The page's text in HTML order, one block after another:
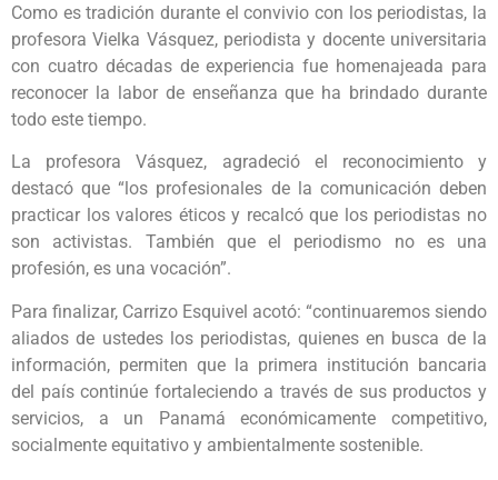
Como es tradición durante el convivio con los periodistas, la
profesora Vielka Vásquez, periodista y docente universitaria
con cuatro décadas de experiencia fue homenajeada para
reconocer la labor de enseñanza que ha brindado durante
todo este tiempo.
La profesora Vásquez, agradeció el reconocimiento y
destacó que “los profesionales de la comunicación deben
practicar los valores éticos y recalcó que los periodistas no
son activistas. También que el periodismo no es una
profesión, es una vocación”.
Para finalizar, Carrizo Esquivel acotó: “continuaremos siendo
aliados de ustedes los periodistas, quienes en busca de la
información, permiten que la primera institución bancaria
del país continúe fortaleciendo a través de sus productos y
servicios, a un Panamá económicamente competitivo,
socialmente equitativo y ambientalmente sostenible.